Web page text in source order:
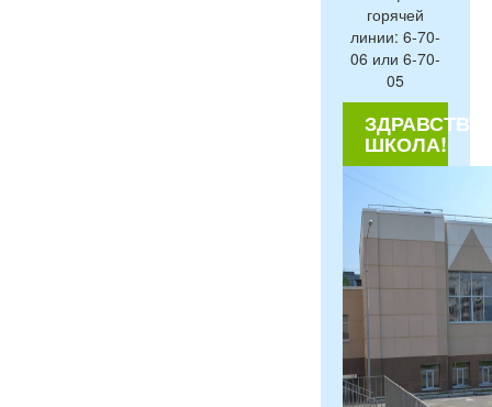
горячей
линии: 6-70-
06 или 6-70-
05
ШКОЛА!